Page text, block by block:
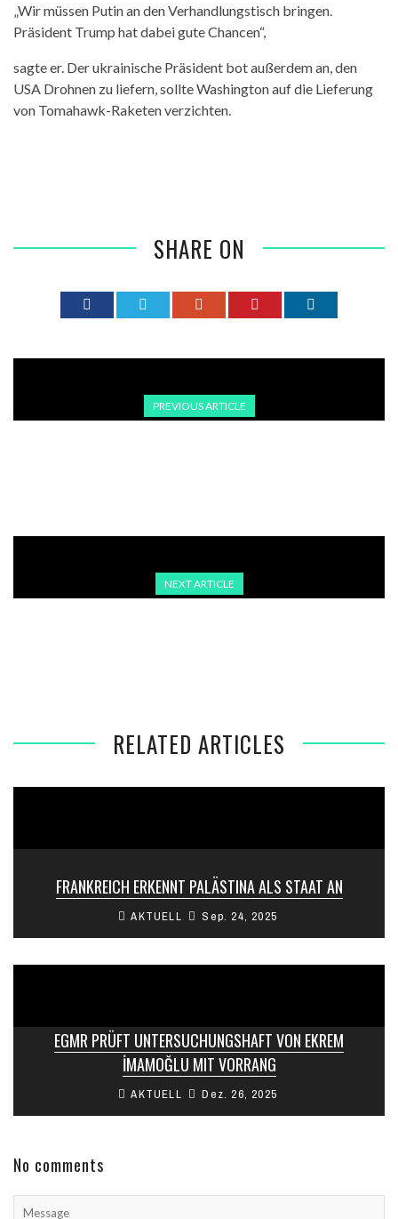
„Wir müssen Putin an den Verhandlungstisch bringen.
Präsident Trump hat dabei gute Chancen“,
sagte er. Der ukrainische Präsident bot außerdem an, den
USA Drohnen zu liefern, sollte Washington auf die Lieferung
von Tomahawk-Raketen verzichten.
SHARE ON
PREVIOUS ARTICLE
NEXT ARTICLE
RELATED ARTICLES
FRANKREICH ERKENNT PALÄSTINA ALS STAAT AN
AKTUELL Sep. 24, 2025
EGMR PRÜFT UNTERSUCHUNGSHAFT VON EKREM
İMAMOĞLU MIT VORRANG
AKTUELL Dez. 26, 2025
No comments